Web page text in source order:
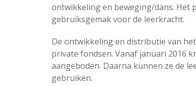
ontwikkeling en beweging/dans. Het
gebruiksgemak voor de leerkracht.
De ontwikkeling en distributie van
private fondsen. Vanaf januari 2016
aangeboden. Daarna kunnen ze de
gebruiken.